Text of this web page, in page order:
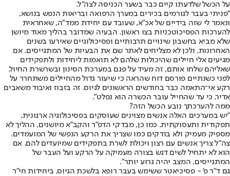
על הכשל שלדעתו קיים כבר בשער הכניסה לצה"ל.
"פניתי בעבר לגורמים בכירים במערך הרפואה ובריאות הנפש בנושא,
ונאמר לי שזה בידיים של אכ"א, שעובד עם יחידת ממד"ה, שאחראית
להערכות הפסיכוטכניות בצו ראשון. הבעיה שמדובר בהליך מאוד מיושן
שלא מביא בחשבון שינויים תרבותיים ופסיכולוגיים שאירעו בשנים
האחרונות, ולכן לא מצליחים לאתר שם את הבעיות של המתגייסים. אם
מגיעים אלי חיילים שהיכולות שלהם לא תואמות ליחידות ולתפקידים
שאליהם שלחו אותם, זה מעיד על פגם במערכת הסינון ובשרשרת החיול.
לפני כשנתיים פורסם דוח שהראה כי שיעור גדול מהחיילים משתחרר על
רקע אי־התאמה כבר בחודשים הראשונים לגיוס. זה בזבוז ואיבוד משאבים
אדיר, כי עד שהחייל עובר הכשרה הוא נפלט".
ממה להערכתך נובע הכשל הזה?
"יש במערכים האלה אנשים מצוינים שעוסקים בפסיכולוגיה ארגונית,
תפקודית ותעסוקתית. כמו כן, מבדקי הדפ"ר והקב"א מיושנים, ההליך לא
מספיק מעמיק ולא בודקים כמו שצריך את הרקע הנפשי של המועמדים.
צה"ל צריך אנשים עם רצון ויכולת לשרת בתפקידים שמיועדים להם. אם
הוא לא יתחיל לשים דגש בצורה מעמיקה על הרקע ועל העבר של
המתגייסים, המצב יהיה גרוע יותר".
גם ד"ר פ' - פסיכיאטר ששימש בעבר רופא בלשכת הגיוס, ביחידות חי"ר